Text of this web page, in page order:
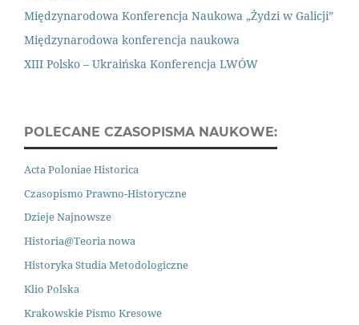
Międzynarodowa Konferencja Naukowa „Żydzi w Galicji”
Międzynarodowa konferencja naukowa
XIII Polsko – Ukraińska Konferencja LWÓW
POLECANE CZASOPISMA NAUKOWE:
Acta Poloniae Historica
Czasopismo Prawno-Historyczne
Dzieje Najnowsze
Historia@Teoria nowa
Historyka Studia Metodologiczne
Klio Polska
Krakowskie Pismo Kresowe